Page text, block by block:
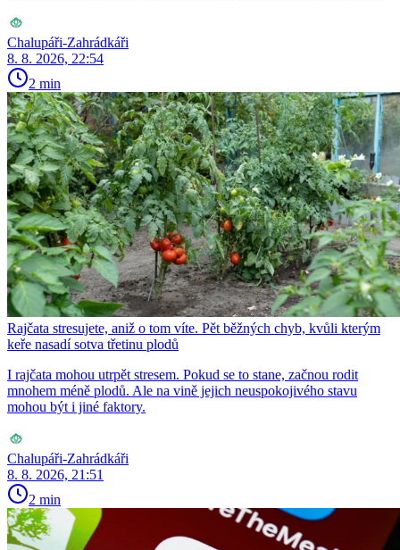
Chalupáři-Zahrádkáři
8. 8. 2026, 22:54
2 min
Rajčata stresujete, aniž o tom víte. Pět běžných chyb, kvůli kterým
keře nasadí sotva třetinu plodů
I rajčata mohou utrpět stresem. Pokud se to stane, začnou rodit
mnohem méně plodů. Ale na vině jejich neuspokojivého stavu
mohou být i jiné faktory.
Chalupáři-Zahrádkáři
8. 8. 2026, 21:51
2 min